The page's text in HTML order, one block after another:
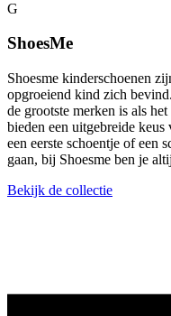
G
ShoesMe
Shoesme kinderschoenen
opgroeiend kind zich
de grootste merken is als
bieden een uitgebreide
een eerste schoentje of een
gaan, bij Shoesme ben je
Bekijk de collectie